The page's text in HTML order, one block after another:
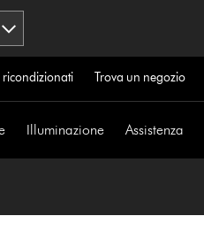
ricondizionati Trova un negozio
Illuminazione Assistenza